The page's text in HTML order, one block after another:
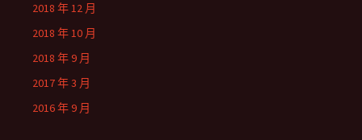
2018 年 12 月
2018 年 10 月
2018 年 9 月
2017 年 3 月
2016 年 9 月